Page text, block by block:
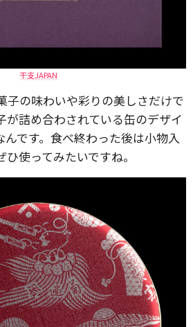
干支JAPAN
子の味わいや彩りの美しさだけで
が詰め合わされている缶のデザイ
んです。食べ終わった後は小物入
使ってみたいですね。